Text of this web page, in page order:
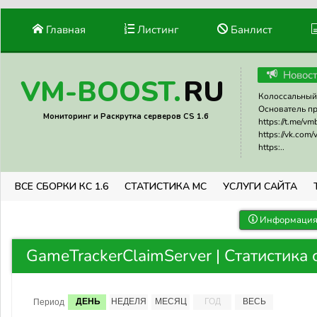
Главная Листинг Банлист
VM-BOOST.RU
Мониторинг и Раскрутка серверов CS 1.6
Основатель
https://t.me/
https://vk.com/
https:..
ВСЕ СБОРКИ КС 1.6 СТАТИСТИКА МС УСЛУГИ САЙТА
GameTrackerClaimServer | Статистика
Период ДЕНЬ НЕДЕЛЯ МЕСЯЦ ГОД ВЕСЬ